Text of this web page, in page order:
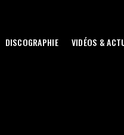
DISCOGRAPHIE VIDÉOS &